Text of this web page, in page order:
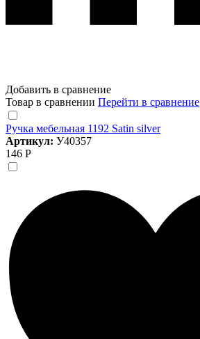
Добавить в сравнение
Товар в сравнении Перейти в сравнение
Ручка мебельная 1192 Satin silver
Артикул: У40357
146 Р